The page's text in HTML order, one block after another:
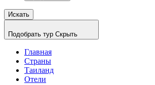
Искать
Подобрать тур Скрыть
Главная
Страны
Таиланд
Отели